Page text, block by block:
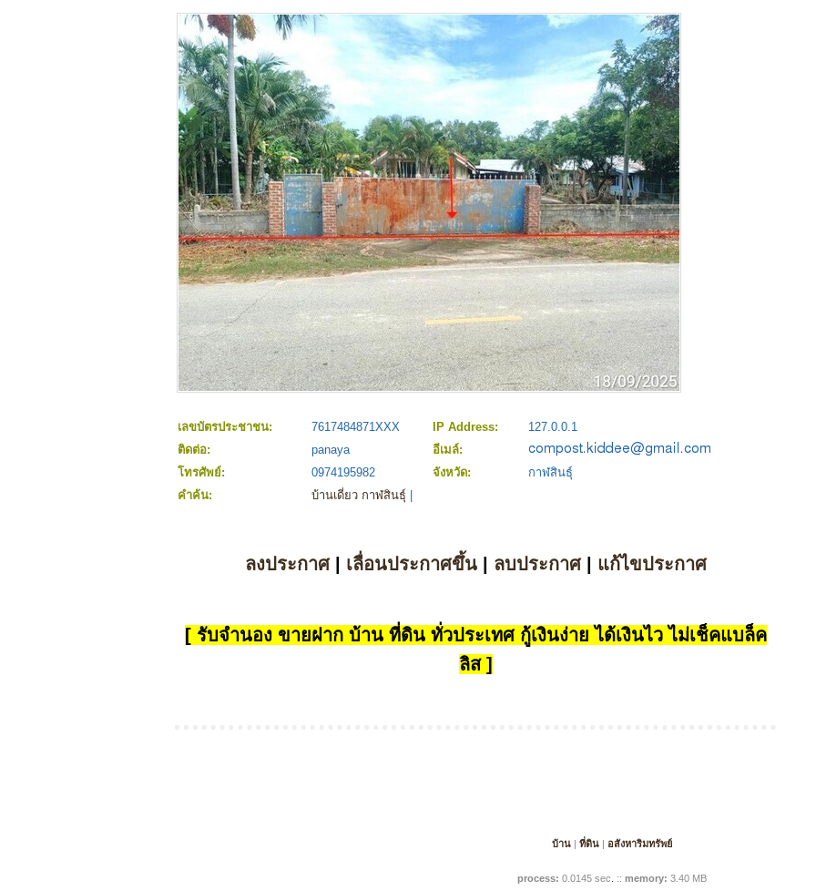
เลขบัตรประชาชน: 7617484871XXX IP Address:
127.0.0.1
ติดต่อ:
panaya
อีเมล์:
โทรศัพย์:
0974195982 จังหวัด:
กาฬสินธุ์
คำค้น:
บ้านเดี่ยว กาฬสินธุ์
ลงประกาศ| เลื่อนประกาศขึ้น| ลบประกาศ| แก้ไขประกาศ
[ รับจำนอง ขายฝาก บ้าน ที่ดิน ทั่วประเทศ กู้เงินง่าย ได้เงินไว ไม่เช็คแบล็ค
ลิส ]
บ้าน | ที่ดิน | อสังหาริมทรัพย์
process: 0.0145 sec :: memory: 3.40 MB